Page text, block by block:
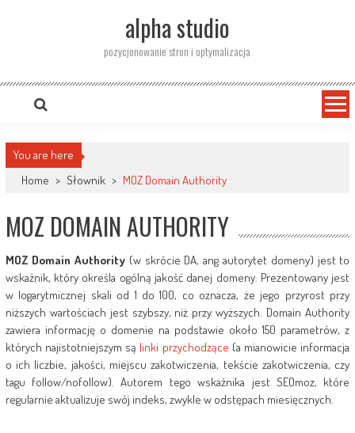
alpha studio
pozycjonowanie stron i optymalizacja
You are here
Home > Słownik > MOZ Domain Authority
MOZ DOMAIN AUTHORITY
MOZ Domain Authority (w skrócie DA, ang autorytet domeny) jest to
wskaźnik, który określa ogólną jakość danej domeny. Prezentowany jest
w logarytmicznej skali od 1 do 100, co oznacza, że jego przyrost przy
niższych wartościach jest szybszy, niż przy wyższych. Domain Authority
zawiera informację o domenie na podstawie około 150 parametrów, z
których najistotniejszym są linki przychodzące (a mianowicie informacja
o ich liczbie, jakości, miejscu zakotwiczenia, tekście zakotwiczenia, czy
tagu follow/nofollow). Autorem tego wskaźnika jest SEOmoz, które
regularnie aktualizuje swój indeks, zwykle w odstępach miesięcznych.